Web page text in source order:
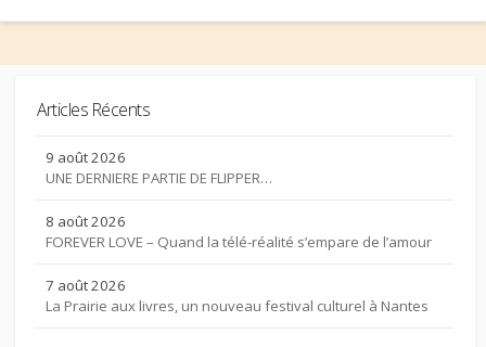
Articles Récents
9 août 2026
UNE DERNIERE PARTIE DE FLIPPER…
8 août 2026
FOREVER LOVE – Quand la télé-réalité s’empare de l’amour
7 août 2026
La Prairie aux livres, un nouveau festival culturel à Nantes